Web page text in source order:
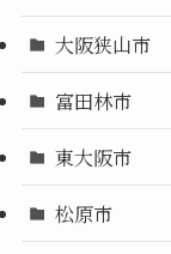
大阪狭山市
富田林市
東大阪市
松原市